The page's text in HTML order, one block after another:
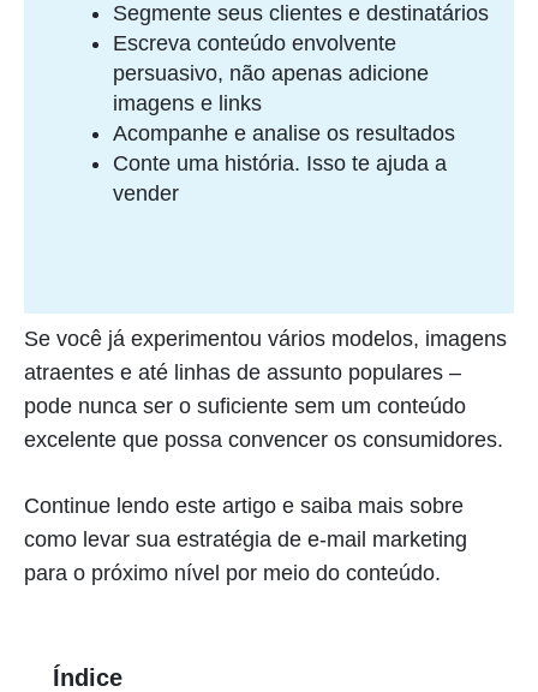
Segmente seus clientes e destinatários
Escreva conteúdo envolvente
persuasivo, não apenas adicione
imagens e links
Acompanhe e analise os resultados
Conte uma história. Isso te ajuda a
vender
Se você já experimentou vários modelos, imagens
atraentes e até linhas de assunto populares –
pode nunca ser o suficiente sem um conteúdo
excelente que possa convencer os consumidores.
Continue lendo este artigo e saiba mais sobre
como levar sua estratégia de e-mail marketing
para o próximo nível por meio do conteúdo.
Índice